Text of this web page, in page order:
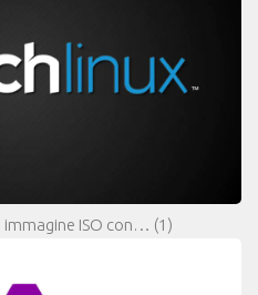
immagine ISO con… (1)